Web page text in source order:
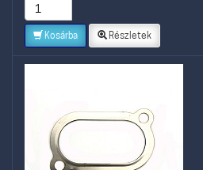
Kosárba Részletek